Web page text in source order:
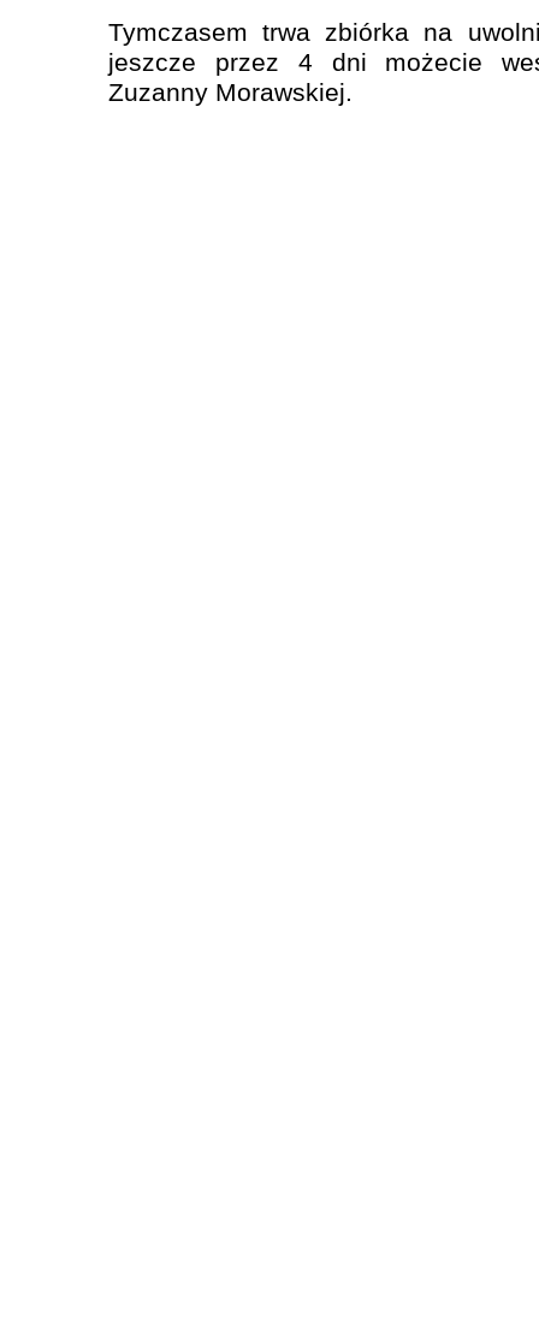
Tymczasem trwa zbiórka na
jeszcze przez 4 dni możecie
Zuzanny Morawskiej.